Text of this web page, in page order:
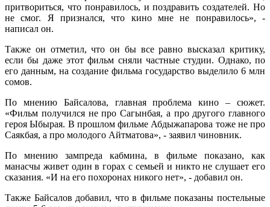
притвориться, что понравилось, и поздравить создателей. Но
не смог. Я признался, что кино мне не понравилось», -
написал он.
Также он отметил, что он бы все равно высказал критику,
если бы даже этот фильм сняли частные студии. Однако, по
его данным, на создание фильма государство выделило 6 млн
сомов.
По мнению Байсалова, главная проблема кино – сюжет.
«Фильм получился не про Сагынбая, а про другого главного
героя Ыбырая. В прошлом фильме Абдыжапарова тоже не про
Саякбая, а про молодого Айтматова», - заявил чиновник.
По мнению зампреда кабмина, в фильме показано, как
манасчы живет один в горах с семьей и никто не слушает его
сказания. «И на его похоронах никого нет», - добавил он.
Также Байсалов добавил, что в фильме показаны постельные